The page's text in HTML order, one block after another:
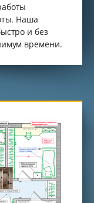
Наша
и без
времени.